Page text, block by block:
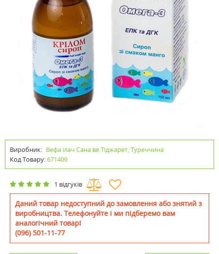
Виробник: Вефа ілач Сана ве Тіджарет, Туреччина
Код Товару:671409
1 відгуків
Даний товар недоступний до замовлення або знятий з
виробництва. Телефонуйте і ми підберемо вам
аналогічний товар!
(096) 501-11-77